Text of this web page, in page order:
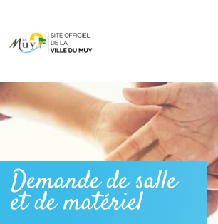
Demande de salle
et de matériel